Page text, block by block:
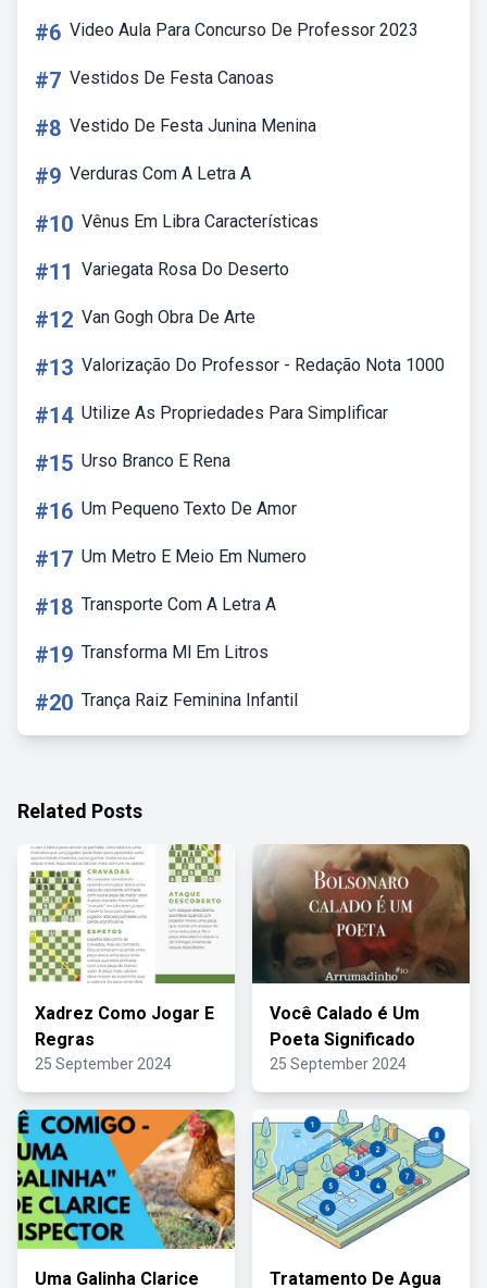
#6 Video Aula Para Concurso De Professor 2023
#7 Vestidos De Festa Canoas
#8 Vestido De Festa Junina Menina
#9 Verduras Com A Letra A
#10 Vênus Em Libra Características
#11 Variegata Rosa Do Deserto
#12 Van Gogh Obra De Arte
#13 Valorização Do Professor - Redação Nota 1000
#14 Utilize As Propriedades Para Simplificar
#15 Urso Branco E Rena
#16 Um Pequeno Texto De Amor
#17 Um Metro E Meio Em Numero
#18 Transporte Com A Letra A
#19 Transforma Ml Em Litros
#20 Trança Raiz Feminina Infantil
Related Posts
Xadrez Como Jogar E
Regras
25 September 2024
Você Calado é Um
Poeta Significado
25 September 2024
Uma Galinha Clarice Tratamento De Agua